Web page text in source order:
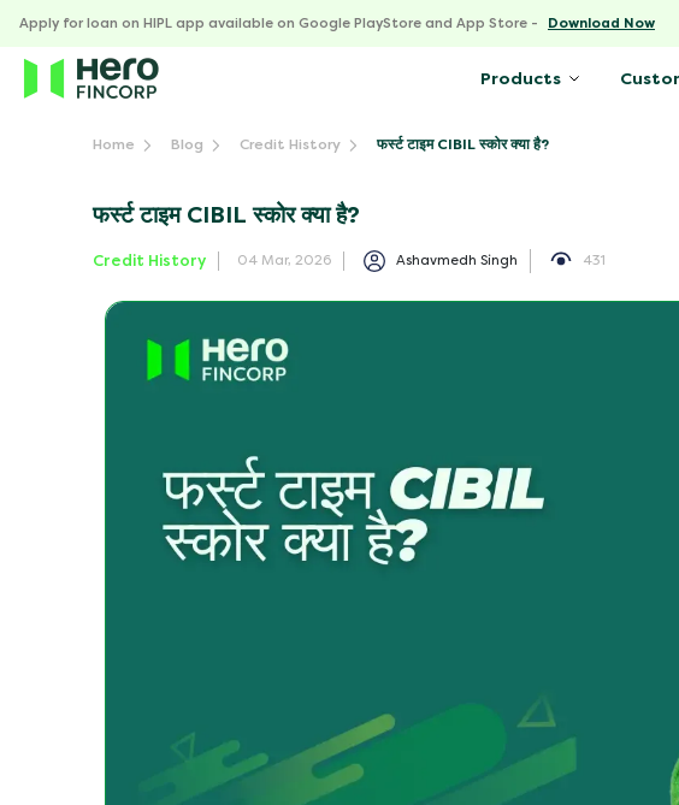
Home Blog Credit History फर्स्ट टाइम CIBIL स्कोर क्या है?
फर्स्ट टाइम CIBIL स्कोर क्या है?
Credit History 04 Mar, 2026 Ashavmedh Singh 431
Apply for loan on HIPL app available on Google PlayStore and App Store - Download Now
Products